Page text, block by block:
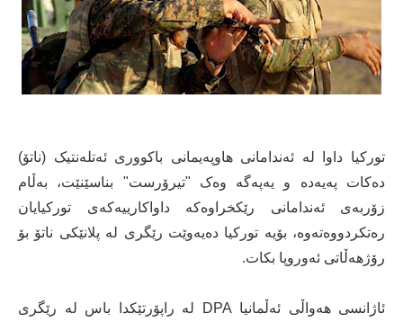
تورکیا داوا لە ئەندامانی هاوپەیمانی باکووری ئەتلەنتیک (ناتۆ)
دەکات پەیەدە و یەپەگە وەک "تیرۆرست" بناسێنێت، بەڵام
زۆربەی ئەندامانی رێکخراوەکە داواکارییەکەی تورکیایان
رەتکردووەتەوە، بۆیە تورکیا دەیەوێت رێگری لە پلانێکی ناتۆ بۆ
رۆژهەڵاتی ئەوروپا بکات.
ئاژانسی هەواڵی ئەڵمانیا DPA لە راپۆرتێکدا باس لە رێگری